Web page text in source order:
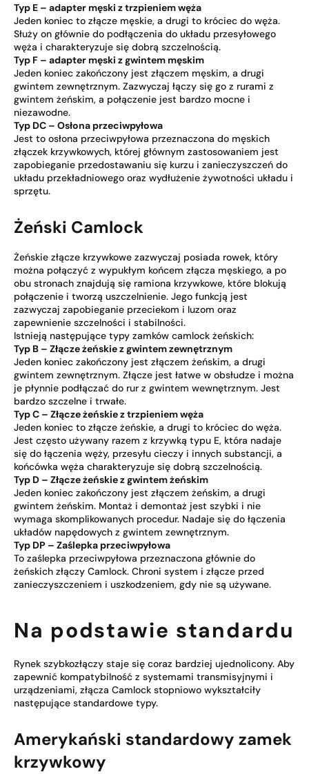
Typ E – adapter męski z trzpieniem węża
Jeden koniec to złącze męskie, a drugi to króciec do węża.
Służy on głównie do podłączenia do układu przesyłowego
węża i charakteryzuje się dobrą szczelnością.
Typ F – adapter męski z gwintem męskim
Jeden koniec zakończony jest złączem męskim, a drugi
gwintem zewnętrznym. Zazwyczaj łączy się go z rurami z
gwintem żeńskim, a połączenie jest bardzo mocne i
niezawodne.
Typ DC – Osłona przeciwpyłowa
Jest to osłona przeciwpyłowa przeznaczona do męskich
złączek krzywkowych, której głównym zastosowaniem jest
zapobieganie przedostawaniu się kurzu i zanieczyszczeń do
układu przekładniowego oraz wydłużenie żywotności układu i
sprzętu.
Żeński Camlock
Żeńskie złącze krzywkowe zazwyczaj posiada rowek, który
można połączyć z wypukłym końcem złącza męskiego, a po
obu stronach znajdują się ramiona krzywkowe, które blokują
połączenie i tworzą uszczelnienie. Jego funkcją jest
zazwyczaj zapobieganie przeciekom i luzom oraz
zapewnienie szczelności i stabilności.
Istnieją następujące typy zamków camlock żeńskich:
Typ B – Złącze żeńskie z gwintem zewnętrznym
Jeden koniec zakończony jest złączem żeńskim, a drugi
gwintem zewnętrznym. Złącze jest łatwe w obsłudze i można
je płynnie podłączać do rur z gwintem wewnętrznym. Jest
bardzo szczelne i trwałe.
Typ C – Złącze żeńskie z trzpieniem węża
Jeden koniec to złącze żeńskie, a drugi to króciec do węża.
Jest często używany razem z krzywką typu E, która nadaje
się do łączenia węży, przesyłu cieczy i innych substancji, a
końcówka węża charakteryzuje się dobrą szczelnością.
Typ D – Złącze żeńskie z gwintem żeńskim
Jeden koniec zakończony jest złączem żeńskim, a drugi
gwintem żeńskim. Montaż i demontaż jest szybki i nie
wymaga skomplikowanych procedur. Nadaje się do łączenia
układów napędowych z gwintem zewnętrznym.
Typ DP – Zaślepka przeciwpyłowa
To zaślepka przeciwpyłowa przeznaczona głównie do
żeńskich złączy Camlock. Chroni system i złącze przed
zanieczyszczeniem i uszkodzeniem, gdy nie są używane.
Na podstawie standardu
Rynek szybkozłączy staje się coraz bardziej ujednolicony. Aby
zapewnić kompatybilność z systemami transmisyjnymi i
urządzeniami, złącza Camlock stopniowo wykształciły
następujące standardowe typy.
Amerykański standardowy zamek
krzywkowy